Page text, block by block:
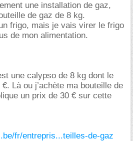
une installation de gaz,
de gaz de 8 kg.
frigo, mais je vais virer le frigo
de mon alimentation.
une calypso de 8 kg dont le
Là ou j’achète ma bouteille de
un prix de 30 € sur cette
fr/entrepris...teilles-de-gaz